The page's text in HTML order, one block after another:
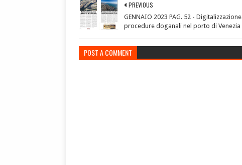
PREVIOUS
GENNAIO 2023 PAG. 52 - Digitalizzazione
procedure doganali nel porto di Venezia
POST A COMMENT